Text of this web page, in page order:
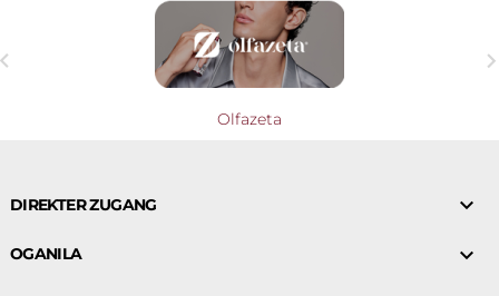
Olfazeta
DIREKTER ZUGANG 
OGANILA 